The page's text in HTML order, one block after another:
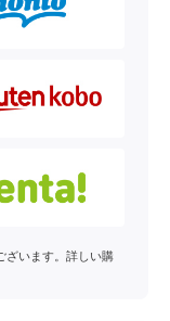
ざいます。詳しい購